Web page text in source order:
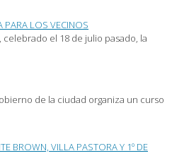
PARA LOS VECINOS
celebrado el 18 de julio pasado, la
de la ciudad organiza un curso
BROWN, VILLA PASTORA Y 1º DE